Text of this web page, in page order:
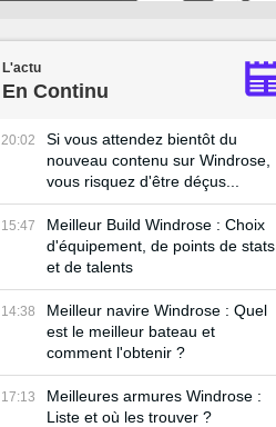
L'actu
En Continu
20:02
Si vous attendez bientôt du
nouveau contenu sur Windrose,
vous risquez d'être déçus...
15:47
Meilleur Build Windrose : Choix
d'équipement, de points de stats
et de talents
14:38
Meilleur navire Windrose : Quel
est le meilleur bateau et
comment l'obtenir ?
17:13
Meilleures armures Windrose :
Liste et où les trouver ?